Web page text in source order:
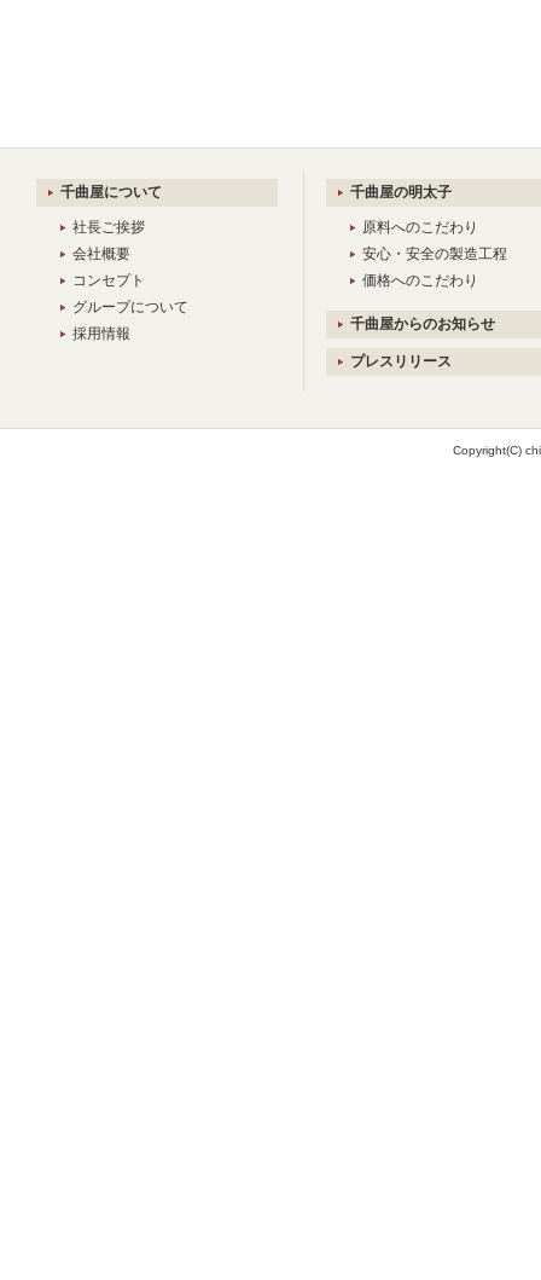
千曲屋について
社長ご挨拶
会社概要
コンセプト
グループについて
採用情報
千曲屋の明太子
原料へのこだわり
安心・安全の製造工程
価格へのこだわり
千曲屋からのお知らせ
プレスリリース
Copyright(C)